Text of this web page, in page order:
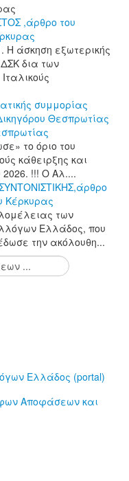
,άρθρο του
Η άσκηση εξωτερικής
ΔΣΚ δια των
συμμορίας
Θεσπρωτίας
το όριο του
κάθειρξης και
!!! Ο Αλ....
Κέρκυρας
των
Ελλάδος, που
την ακόλουθη...
Ελλάδος (portal)
Αποφάσεων και